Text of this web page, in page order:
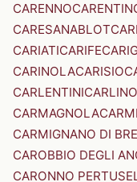
CARENNO
CARESANABLOT
CARIATICARIFE
CARINOLACARISIO
CARLENTINICARLINO
CARMAGNOLA
CARMIGNANO DI
CAROBBIO DEGLI
CARONNO